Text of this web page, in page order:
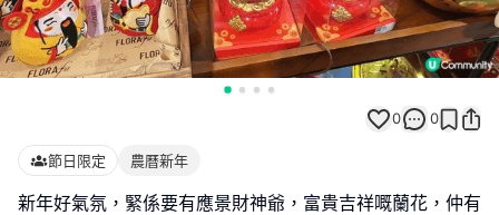
0 0
節日限定 農曆新年
新年好氣氛，緊係要有應景財神爺，富貴吉祥嘅蘭花，仲有